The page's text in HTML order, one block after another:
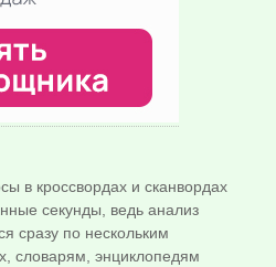
в кроссвордах и сканвордах
секунды, ведь анализ
сразу по нескольким
словарям, энциклопедям